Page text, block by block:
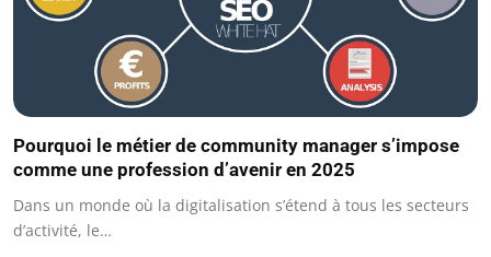
Pourquoi le métier de community manager s’impose
comme une profession d’avenir en 2025
Dans un monde où la digitalisation s’étend à tous les secteurs
d’activité, le…